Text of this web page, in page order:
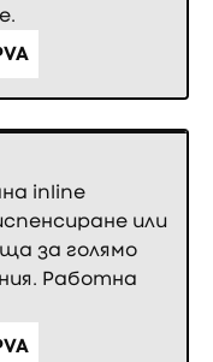
inline
или
за голямо
Работна